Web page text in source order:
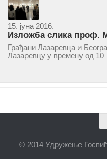
15. јуна 2016.
Изложба слика проф.
Грађани Лазаревца и
Лазаревцу у времену од 10
© 2014 Удружење